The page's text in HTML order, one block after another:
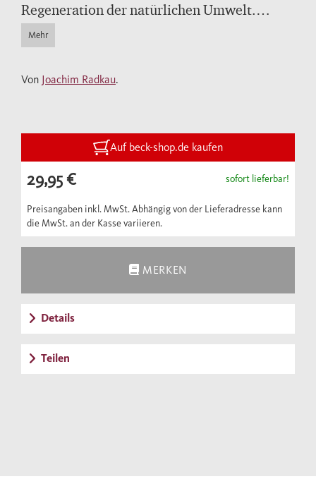
Regeneration der natürlichen Umwelt.
Erstmals werden hier von Joachim Radkau
die vielgestaltigen Verflechtungen von
weitreichender Einfluß auf die
Mehr
Von Joachim Radkau.
Auf beck-shop.de kaufen
29,95 € sofort lieferbar!
Preisangaben inkl. MwSt. Abhängig von der Lieferadresse kann
die MwSt. an der Kasse variieren.
MERKEN
Details
Teilen